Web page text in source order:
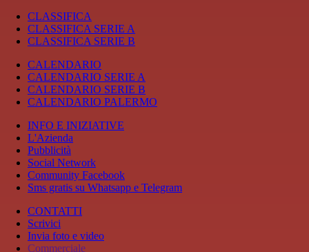
CLASSIFICA
CLASSIFICA SERIE A
CLASSIFICA SERIE B
CALENDARIO
CALENDARIO SERIE A
CALENDARIO SERIE B
CALENDARIO PALERMO
INFO E INIZIATIVE
L'Azienda
Pubblicità
Social Network
Community Facebook
Sms gratis su Whatsapp e Telegram
CONTATTI
Scrivici
Invia foto e video
Commerciale